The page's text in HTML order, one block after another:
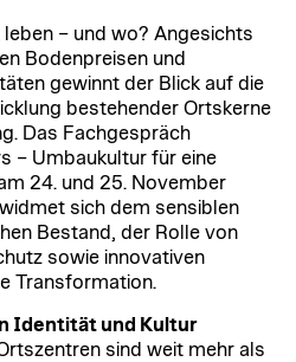
– und wo? Angesichts
Bodenpreisen und
gewinnt der Blick auf die
bestehender Ortskerne
Das Fachgespräch
– Umbaukultur für eine
24. und 25. November
sich dem sensiblen
Bestand, der Rolle von
sowie innovativen
Transformation.
Identität und Kultur
sind weit mehr als